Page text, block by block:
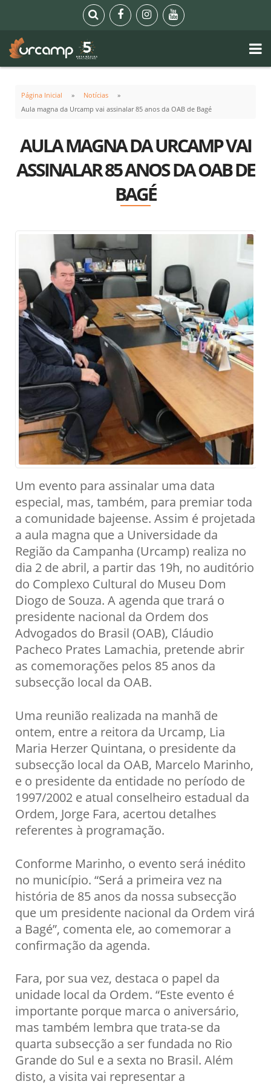
Página Inicial
Notícias
Aula magna da Urcamp vai assinalar 85 anos da OAB de Bagé
AULA MAGNA DA URCAMP VAI
ASSINALAR 85 ANOS DA OAB DE
BAGÉ
Um evento para assinalar uma data
especial, mas, também, para premiar toda
a comunidade bajeense. Assim é projetada
a aula magna que a Universidade da
Região da Campanha (Urcamp) realiza no
dia 2 de abril, a partir das 19h, no auditório
do Complexo Cultural do Museu Dom
Diogo de Souza. A agenda que trará o
presidente nacional da Ordem dos
Advogados do Brasil (OAB), Cláudio
Pacheco Prates Lamachia, pretende abrir
as comemorações pelos 85 anos da
subsecção local da OAB.
Uma reunião realizada na manhã de
ontem, entre a reitora da Urcamp, Lia
Maria Herzer Quintana, o presidente da
subsecção local da OAB, Marcelo Marinho,
e o presidente da entidade no período de
1997/2002 e atual conselheiro estadual da
Ordem, Jorge Fara, acertou detalhes
referentes à programação.
Conforme Marinho, o evento será inédito
no município. “Será a primeira vez na
história de 85 anos da nossa subsecção
que um presidente nacional da Ordem virá
a Bagé”, comenta ele, ao comemorar a
confirmação da agenda.
Fara, por sua vez, destaca o papel da
unidade local da Ordem. “Este evento é
importante porque marca o aniversário,
mas também lembra que trata-se da
quarta subsecção a ser fundada no Rio
Grande do Sul e a sexta no Brasil. Além
disto, a visita vai representar a